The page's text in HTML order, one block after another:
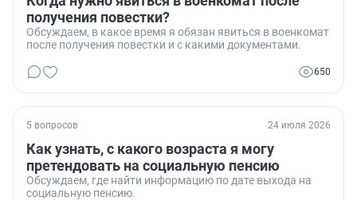
получения повестки?
Обсуждаем, в какое время я обязан явиться в военкомат
после получения повестки и с какими документами.
650
5 вопросов 24 июля 2026
Как узнать, с какого возраста я могу
претендовать на социальную пенсию
Обсуждаем, где найти информацию по дате выхода на
социальную пенсию.